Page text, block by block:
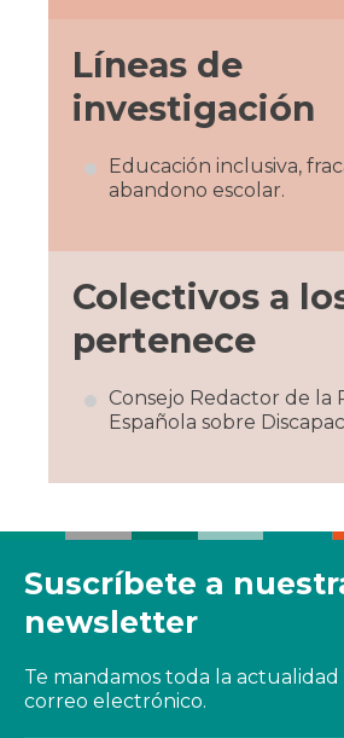
Líneas de
investigación
Educación inclusiva,
abandono escolar.
Colectivos a
pertenece
Consejo Redactor de la
Española sobre
Suscríbete a
newsletter
Te mandamos toda la actualidad
correo electrónico.